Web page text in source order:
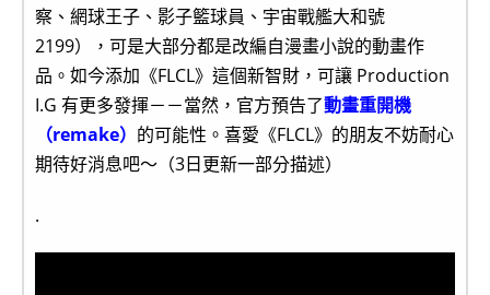
察、網球王子、影子籃球員、宇宙戰艦大和號
2199），可是大部分都是改編自漫畫小說的動畫作
品。如今添加《FLCL》這個新智財，可讓 Production
I.G 有更多發揮－－當然，官方預告了動畫重開機
（remake） 的可能性。喜愛《FLCL》的朋友不妨耐心
期待好消息吧～（3日更新一部分描述）
.